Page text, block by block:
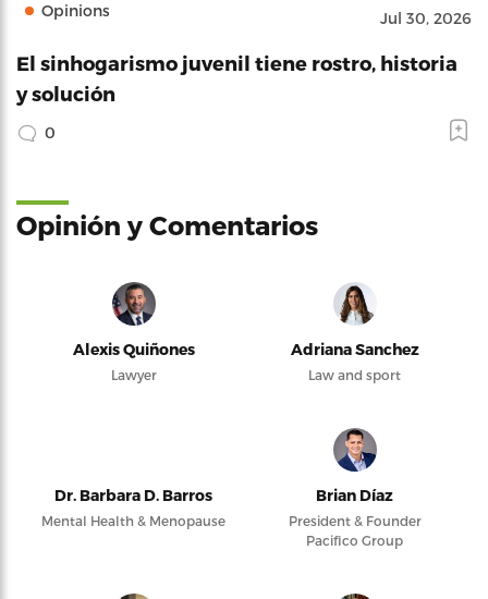
Opinions Jul 30, 2026
El sinhogarismo juvenil tiene rostro, historia
y solución
0
Opinión y Comentarios
Alexis Quiñones
Lawyer
Adriana Sanchez
Law and sport
Dr. Barbara D. Barros
Mental Health & Menopause
Brian Díaz
President & Founder
Pacifico Group